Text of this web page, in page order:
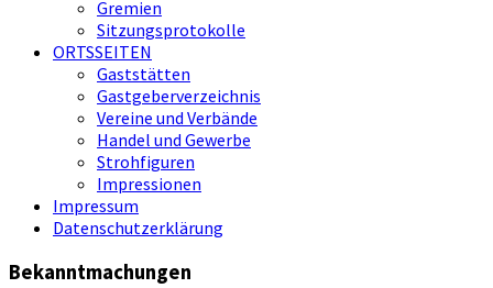
Gremien
Sitzungsprotokolle
ORTSSEITEN
Gaststätten
Gastgeberverzeichnis
Vereine und Verbände
Handel und Gewerbe
Strohfiguren
Impressionen
Impressum
Datenschutzerklärung
Bekanntmachungen